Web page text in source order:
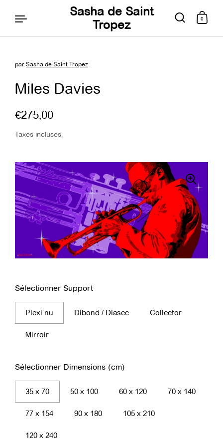
Aller au contenu
Sasha de Saint
Tropez
0
Miles Davies
par Sasha de Saint Tropez
€275,00
Taxes incluses.
Sélectionner Support
Plexi nu Dibond / Diasec Collector
Mirroir
Sélectionner Dimensions (cm)
35 x 70 50 x 100 60 x 120 70 x 140
77 x 154 90 x 180 105 x 210
120 x 240